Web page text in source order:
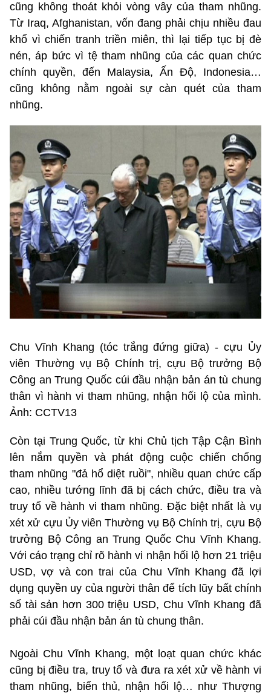
cũng không thoát khỏi vòng vây của tham nhũng.
Từ Iraq, Afghanistan, vốn đang phải chịu nhiều đau
khổ vì chiến tranh triền miên, thì lại tiếp tục bị đè
nén, áp bức vì tệ tham nhũng của các quan chức
chính quyền, đến Malaysia, Ấn Độ, Indonesia…
cũng không nằm ngoài sự càn quét của tham
nhũng.
Chu Vĩnh Khang (tóc trắng đứng giữa) - cựu Ủy
viên Thường vụ Bộ Chính trị, cựu Bộ trưởng Bộ
Công an Trung Quốc cúi đầu nhận bản án tù chung
thân vì hành vi tham nhũng, nhận hối lộ của mình.
Ảnh: CCTV13
Còn tại Trung Quốc, từ khi Chủ tịch Tập Cận Bình
lên nắm quyền và phát động cuộc chiến chống
tham nhũng "đả hổ diệt ruồi", nhiều quan chức cấp
cao, nhiều tướng lĩnh đã bị cách chức, điều tra và
truy tố về hành vi tham nhũng. Đặc biệt nhất là vụ
xét xử cựu Ủy viên Thường vụ Bộ Chính trị, cựu Bộ
trưởng Bộ Công an Trung Quốc Chu Vĩnh Khang.
Với cáo trạng chỉ rõ hành vi nhận hối lộ hơn 21 triệu
USD, vợ và con trai của Chu Vĩnh Khang đã lợi
dụng quyền uy của người thân để tích lũy bất chính
số tài sản hơn 300 triệu USD, Chu Vĩnh Khang đã
phải cúi đầu nhận bản án tù chung thân.
Ngoài Chu Vĩnh Khang, một loạt quan chức khác
cũng bị điều tra, truy tố và đưa ra xét xử về hành vi
tham nhũng, biển thủ, nhận hối lộ… như Thượng